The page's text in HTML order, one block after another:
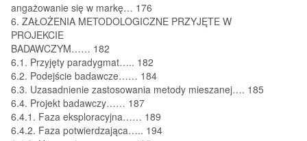
angażowanie się w markę… 176
6. ZAŁOŻENIA METODOLOGICZNE PRZYJĘTE W
PROJEKCIE
BADAWCZYM…… 182
6.1. Przyjęty paradygmat….. 182
6.2. Podejście badawcze…… 184
6.3. Uzasadnienie zastosowania metody mieszanej…. 185
6.4. Projekt badawczy…… 187
6.4.1. Faza eksploracyjna…… 189
6.4.2. Faza potwierdzająca….. 194